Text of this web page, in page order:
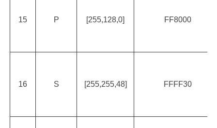
15 P [255,128,0] FF8000
16 S [255,255,48] FFFF30